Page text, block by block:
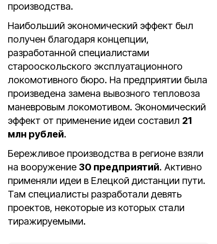
производства.
Наибольший экономический эффект был
получен благодаря концепции,
разработанной специалистами
старооскольского эксплуатационного
локомотивного бюро. На предприятии была
произведена замена вывозного тепловоза
маневровым локомотивом. Экономический
эффект от применение идеи составил 21
млн рублей.
Бережливое производства в регионе взяли
на вооружение 30 предприятий. Активно
применяли идеи в Елецкой дистанции пути.
Там специалисты разработали девять
проектов, некоторые из которых стали
тиражируемыми.